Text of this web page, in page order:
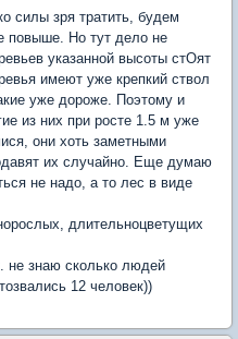
силы зря тратить, будем
повыше. Но тут дело не
указанной высоты стОят
имеют уже крепкий ствол
уже дороже. Поэтому и
из них при росте 1.5 м уже
они хоть заметными
их случайно. Еще думаю
не надо, а то лес в виде
длительноцветущих
не знаю сколько людей
12 человек))